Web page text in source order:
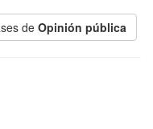
de Opinión pública